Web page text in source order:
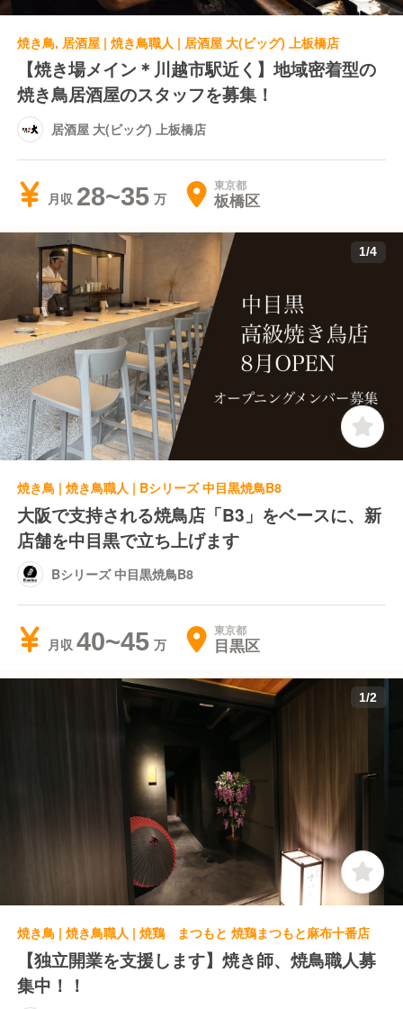
焼き鳥, 居酒屋 | 焼き鳥職人 | 居酒屋 大(ビッグ) 上板橋店
【焼き場メイン＊川越市駅近く】地域密着型の
焼き鳥居酒屋のスタッフを募集！
居酒屋 大(ビッグ) 上板橋店
月収 28~35 東京都
板橋区
1/4
焼き鳥 | 焼き鳥職人 | Bシリーズ 中目黒焼鳥B8
大阪で支持される焼鳥店「B3」をベースに、新
店舗を中目黒で立ち上げます
Bシリーズ 中目黒焼鳥B8
月収 40~45 東京都
目黒区
1/2
焼き鳥 | 焼き鳥職人 | 焼鶏 まつもと 焼鶏まつもと麻布十番店
【独立開業を支援します】焼き師、焼鳥職人募
集中！！